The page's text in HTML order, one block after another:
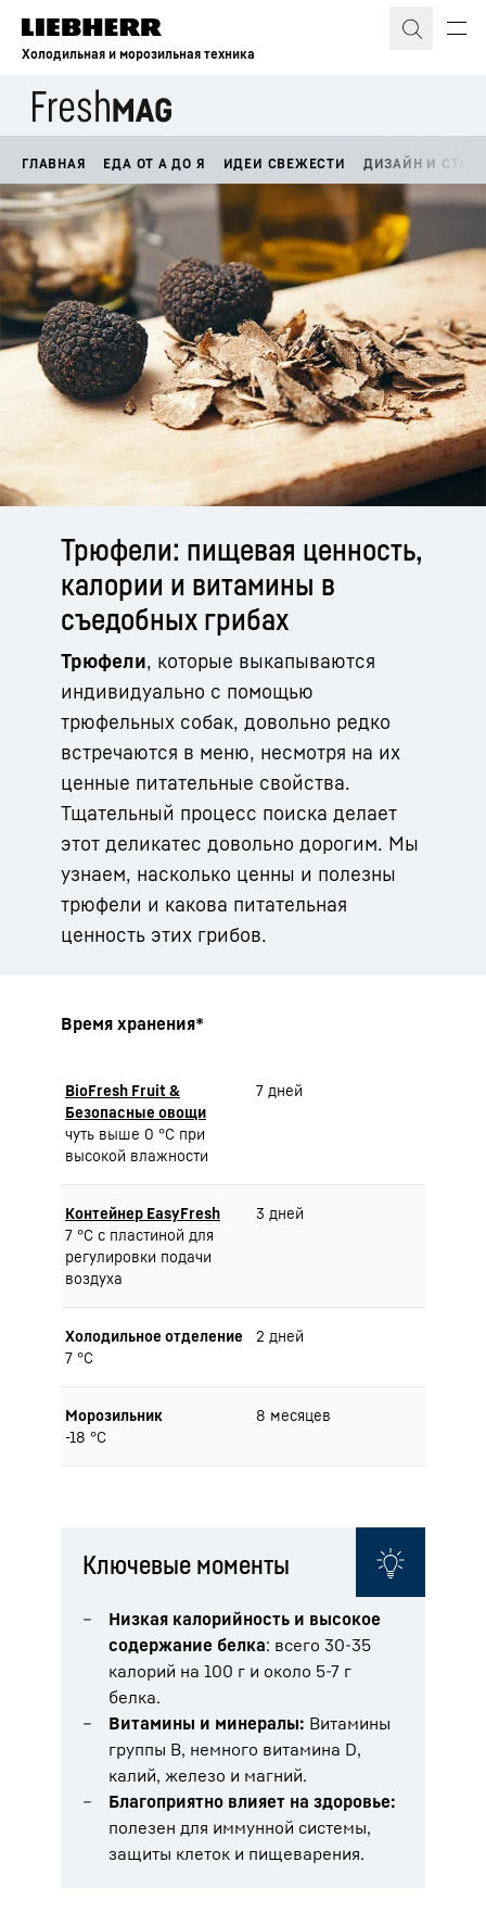
Холодильная и морозильная техника
ГЛАВНАЯ ЕДА ОТ А ДО Я ИДЕИ СВЕЖЕСТИ ДИЗАЙН И
Трюфели: пищевая ценность,
калории и витамины в
съедобных грибах
Трюфели, которые выкапываются
индивидуально с помощью
трюфельных собак, довольно редко
встречаются в меню, несмотря на их
ценные питательные свойства.
Тщательный процесс поиска делает
этот деликатес довольно дорогим. Мы
узнаем, насколько ценны и полезны
трюфели и какова питательная
ценность этих грибов.
Время хранения*
BioFresh Fruit &
Безопасные овощи
чуть выше 0 °C при
высокой влажности
7 дней
Контейнер EasyFresh
7 °C с пластиной для
регулировки подачи
воздуха
3 дней
Холодильное отделение
7 °C
2 дней
Морозильник
-18 °C
8 месяцев
Ключевые моменты
Низкая калорийность и высокое
содержание белка: всего 30-35
калорий на 100 г и около 5-7 г
белка.
Витамины и минералы: Витамины
группы В, немного витамина D,
калий, железо и магний.
Благоприятно влияет на здоровье:
полезен для иммунной системы,
защиты клеток и пищеварения.